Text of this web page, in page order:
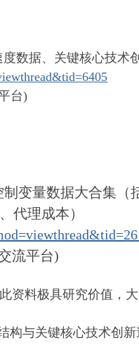
数据、关键核心技术
台)
制变量数据大合集
代理成本）
流平台)
资料极具研究价值，
构与关键核心技术创